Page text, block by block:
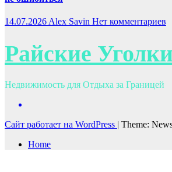
14.07.2026 Alex Savin Нет комментариев
Райские Уголки
Недвижимость для Отдыха за Границей
Сайт работает на WordPress | Theme:
Home